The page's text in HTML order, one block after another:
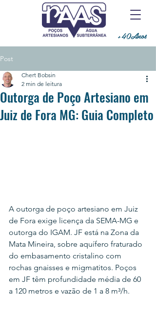
+40Anos
Post
Outorga de Poço Artesiano em
Juiz de Fora MG: Guia Completo
Chert Bobsin
2 min de leitura
A outorga de poço artesiano em Juiz
de Fora exige licença da SEMA-MG e
outorga do IGAM. JF está na Zona da
Mata Mineira, sobre aquífero fraturado
do embasamento cristalino com
rochas gnaisses e migmatitos. Poços
em JF têm profundidade média de 60
a 120 metros e vazão de 1 a 8 m³/h.